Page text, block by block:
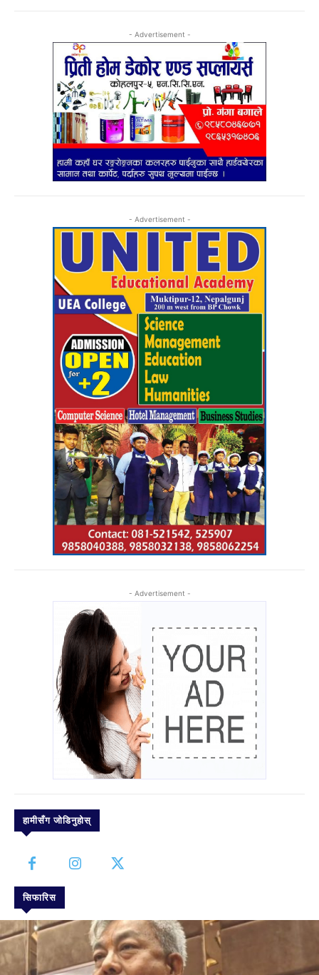
- Advertisement -
- Advertisement -
- Advertisement -
हामीसँग जोडिनुहोस्
सिफारिस